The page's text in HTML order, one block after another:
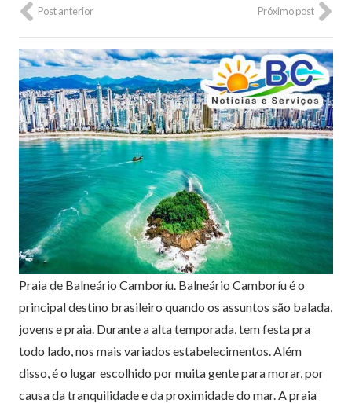
Post anterior Próximo post
Praia de Balneário Camboríu. Balneário Camboríu é o
principal destino brasileiro quando os assuntos são balada,
jovens e praia. Durante a alta temporada, tem festa pra
todo lado, nos mais variados estabelecimentos. Além
disso, é o lugar escolhido por muita gente para morar, por
causa da tranquilidade e da proximidade do mar. A praia